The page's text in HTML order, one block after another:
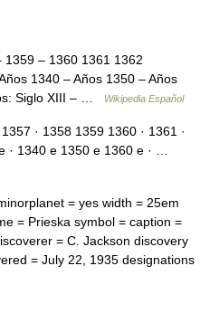
– 1360 1361 1362
1340 – Años 1350 – Años
Siglo XIII – …
Wikipedia Español
· 1358 1359 1360 · 1361 ·
· 1340 е 1350 е 1360 е · …
= yes width = 25em
= Prieska symbol = caption =
= C. Jackson discovery
= July 22, 1935 designations